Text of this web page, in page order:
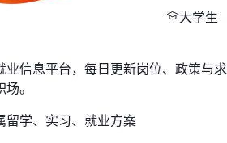
大学生
业信息平台，每日更新岗位、政策与求
。
留学、实习、就业方案